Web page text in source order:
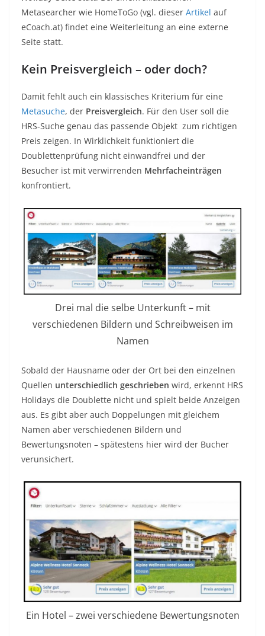
Metasearcher wie HomeToGo (vgl. dieser Artikel auf
eCoach.at) findet eine Weiterleitung an eine externe
Seite statt.
Kein Preisvergleich – oder doch?
Damit fehlt auch ein klassisches Kriterium für eine
Metasuche, der Preisvergleich. Für den User soll die
HRS-Suche genau das passende Objekt zum richtigen
Preis zeigen. In Wirklichkeit funktioniert die
Doublettenprüfung nicht einwandfrei und der
Besucher ist mit verwirrenden Mehrfacheinträgen
konfrontiert.
Drei mal die selbe Unterkunft – mit
verschiedenen Bildern und Schreibweisen im
Namen
Sobald der Hausname oder der Ort bei den einzelnen
Quellen unterschiedlich geschrieben wird, erkennt HRS
Holidays die Doublette nicht und spielt beide Anzeigen
aus. Es gibt aber auch Doppelungen mit gleichem
Namen aber verschiedenen Bildern und
Bewertungsnoten – spätestens hier wird der Bucher
verunsichert.
Ein Hotel – zwei verschiedene Bewertungsnoten